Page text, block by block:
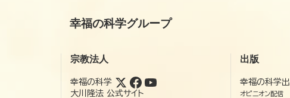
幸福の科学グループ
宗教法人
幸福の科学
大川隆法 公式サイト
出版
幸福の科学
オピニオン配信